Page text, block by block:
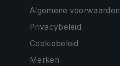
Algemene voorwaarden
Privacybeleid
Cookiebeleid
Merken